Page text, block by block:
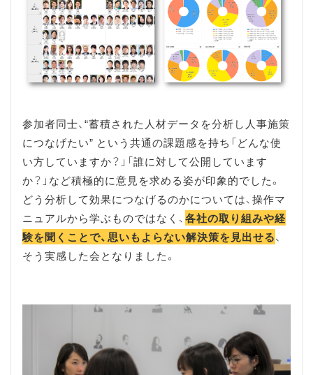
参加者同士、“蓄積された人材データを分析し人事施策
につなげたい” という共通の課題感を持ち「どんな使
い方していますか？」「誰に対して公開しています
か？」など積極的に意見を求める姿が印象的でした。
どう分析して効果につなげるのかについては、操作マ
ニュアルから学ぶものではなく、各社の取り組みや経
験を聞くことで、思いもよらない解決策を見出せる、
そう実感した会となりました。